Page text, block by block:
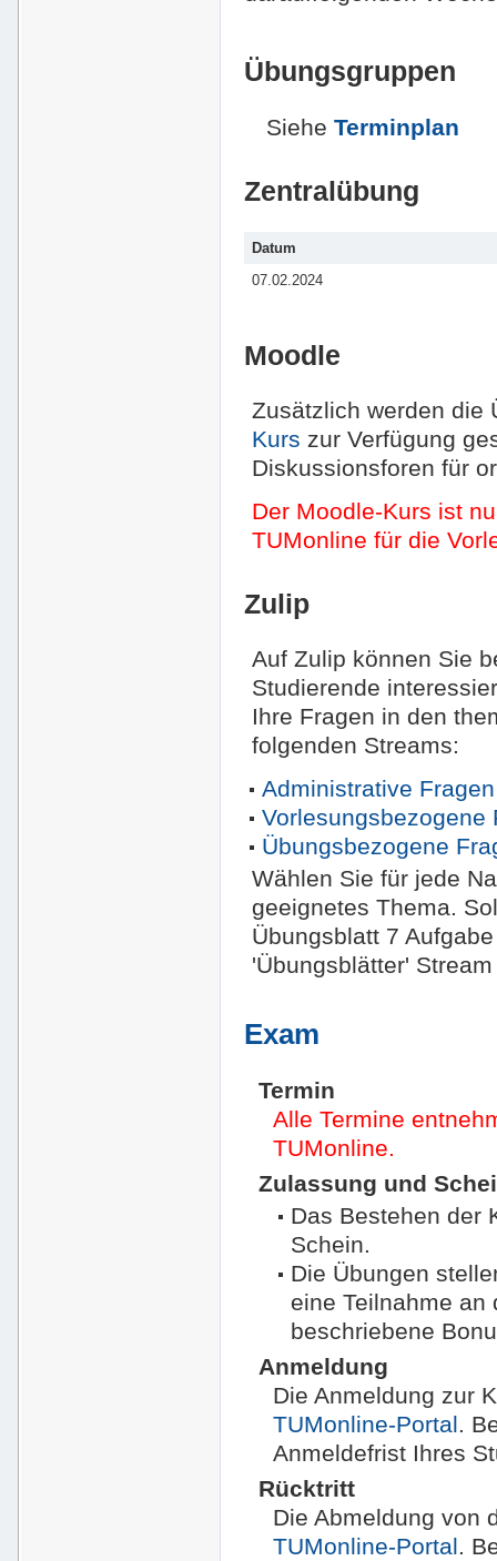
Übungsgruppen
Siehe Terminplan
Zentralübung
Datum
07.02.2024
Moodle
Zusätzlich werden die
Kurs zur Verfügung
Diskussionsforen für
Der Moodle-Kurs ist
TUMonline für die
Zulip
Auf Zulip können Sie
Studierende
Ihre Fragen in den
folgenden Streams:
Administrative Fragen
Vorlesungsbezogene
Übungsbezogene
Wählen Sie für jede
geeignetes Thema.
Übungsblatt 7
'Übungsblätter'
Exam
Termin
Alle Termine
TUMonline.
Zulassung und
Das Bestehen der
Schein.
Die Übungen
eine Teilnahme an
beschriebene
Anmeldung
Die Anmeldung zur
TUMonline-Portal.
Anmeldefrist Ihres
Rücktritt
Die Abmeldung von
TUMonline-Portal.